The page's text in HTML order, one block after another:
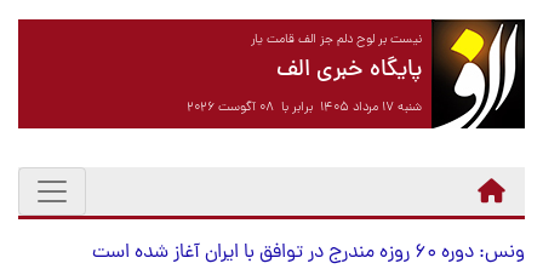
نیست بر لوح دلم جز الف قامت یار
پایگاه خبری الف
شنبه ۱۷ مرداد ۱۴۰۵ برابر با ۰۸ آگوست ۲۰۲۶
ونس: دوره ۶۰ روزه مندرج در توافق با ایران آغاز شده است